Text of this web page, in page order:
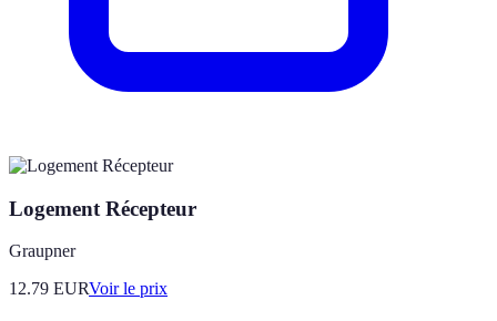
Logement Récepteur
Graupner
12.79 EURVoir le prix